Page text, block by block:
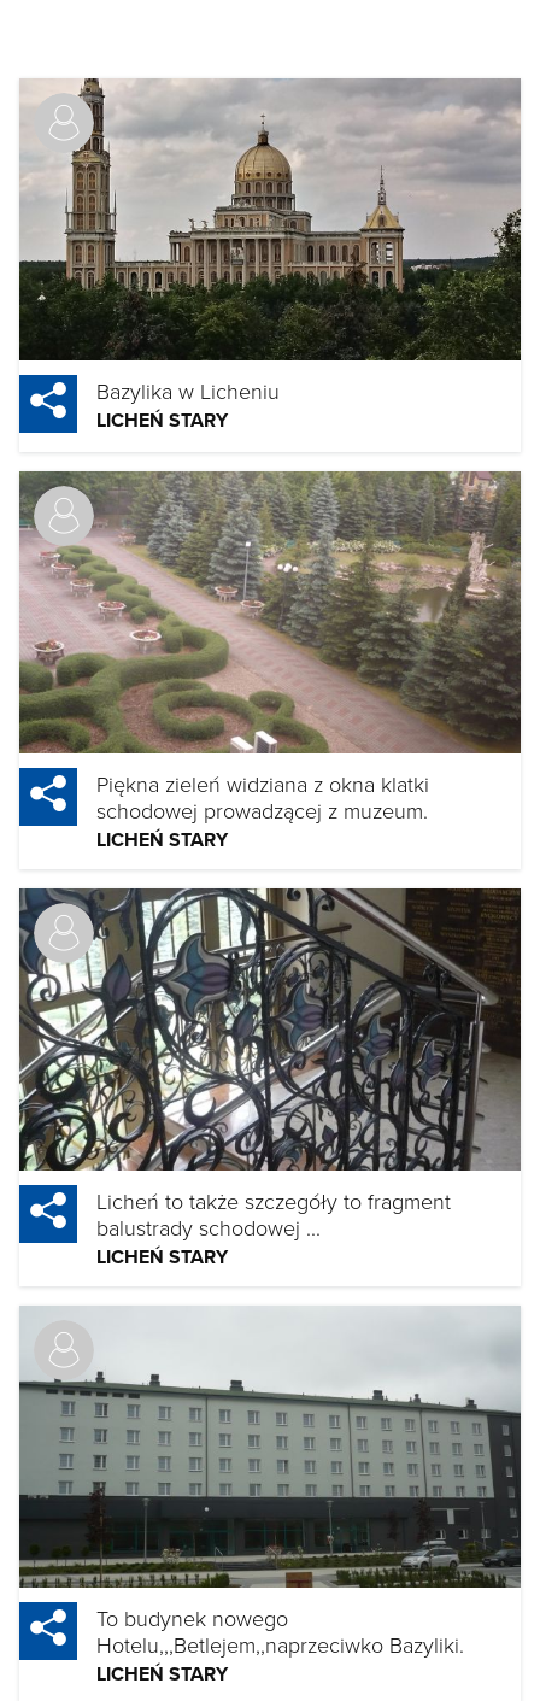
Bazylika w Licheniu
LICHEŃ STARY
Piękna zieleń widziana z okna klatki
schodowej prowadzącej z muzeum.
LICHEŃ STARY
Licheń to także szczegóły to fragment
balustrady schodowej ...
LICHEŃ STARY
To budynek nowego
Hotelu,,,Betlejem,,naprzeciwko Bazyliki.
LICHEŃ STARY